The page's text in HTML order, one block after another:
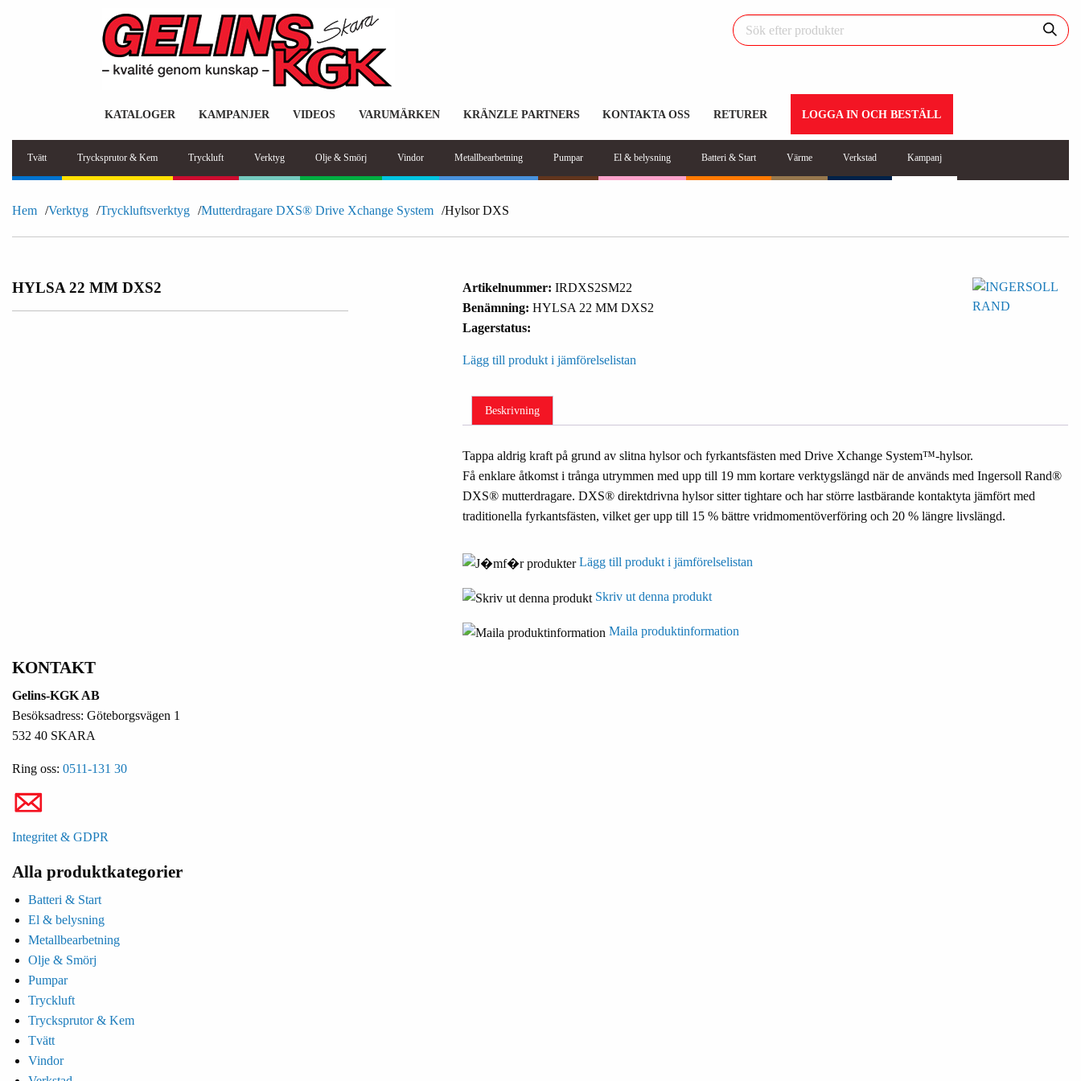
KATALOGER KAMPANJER VIDEOS VARUMÄRKEN KRÄNZLE PARTNERS KONTAKTA OSS RETURER LOGGA IN OCH BESTÄLL
Tvätt Trycksprutor & Kem Tryckluft Verktyg Olje & Smörj Vindor Metallbearbetning Pumpar El & belysning Batteri & Start Värme Verkstad Kampanj
Hem Verktyg Tryckluftsverktyg Mutterdragare DXS® Drive Xchange System Hylsor DXS
HYLSA 22 MM DXS2 Artikelnummer: IRDXS2SM22
Benämning: HYLSA 22 MM DXS2
Lagerstatus:
Lägg till produkt i jämförelselistan
Beskrivning
Tappa aldrig kraft på grund av slitna hylsor och fyrkantsfästen med Drive Xchange System™-hylsor.
Få enklare åtkomst i trånga utrymmen med upp till 19 mm kortare verktygslängd när de används med Ingersoll Rand®
DXS® mutterdragare. DXS® direktdrivna hylsor sitter tightare och har större lastbärande kontaktyta jämfört med
traditionella fyrkantsfästen, vilket ger upp till 15 % bättre vridmomentöverföring och 20 % längre livslängd.
Lägg till produkt i jämförelselistan
Skriv ut denna produkt
Maila produktinformation
KONTAKT
Gelins-KGK AB
Besöksadress: Göteborgsvägen 1
532 40 SKARA
Ring oss: 0511-131 30
Integritet & GDPR
Alla produktkategorier
Batteri & Start
El & belysning
Metallbearbetning
Olje & Smörj
Pumpar
Tryckluft
Trycksprutor & Kem
Tvätt
Vindor